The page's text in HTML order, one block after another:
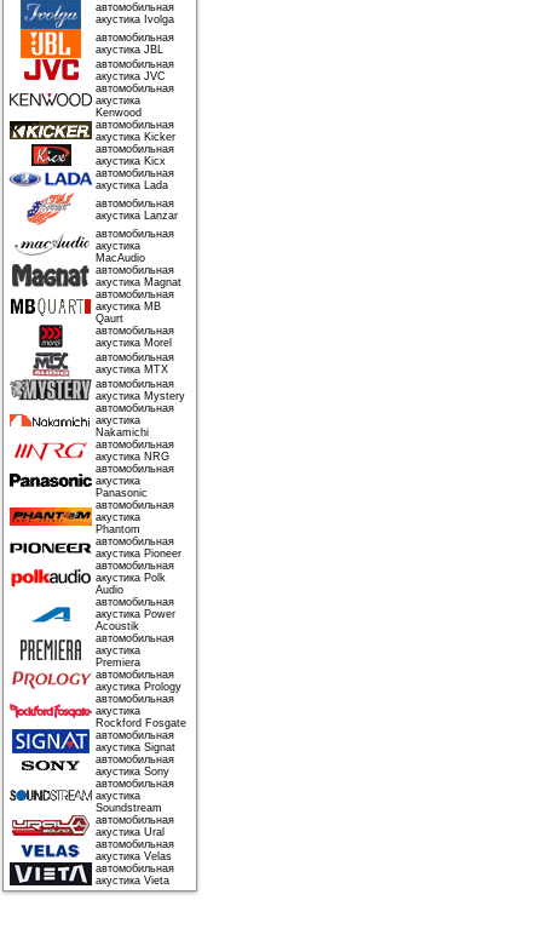
автомобильная
акустика Ivolga
автомобильная
акустика JBL
автомобильная
акустика JVC
автомобильная
акустика
Kenwood
автомобильная
акустика Kicker
автомобильная
акустика Kicx
автомобильная
акустика Lada
автомобильная
акустика Lanzar
автомобильная
акустика
MacAudio
автомобильная
акустика Magnat
автомобильная
акустика MB
Qaurt
автомобильная
акустика Morel
автомобильная
акустика MTX
автомобильная
акустика Mystery
автомобильная
акустика
Nakamichi
автомобильная
акустика NRG
автомобильная
акустика
Panasonic
автомобильная
акустика
Phantom
автомобильная
акустика Pioneer
автомобильная
акустика Polk
Audio
автомобильная
акустика Power
Acoustik
автомобильная
акустика
Premiera
автомобильная
акустика Prology
автомобильная
акустика
Rockford Fosgate
автомобильная
акустика Signat
автомобильная
акустика Sony
автомобильная
акустика
Soundstream
автомобильная
акустика Ural
автомобильная
акустика Velas
автомобильная
акустика Vieta